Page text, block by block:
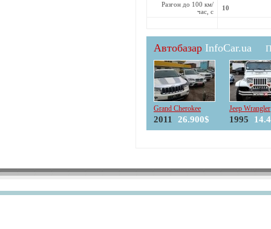
Разгон до 100 км/
час, с
10
Автобазар InfoCar.ua
Grand Cherokee
2011 26.900$
Jeep Wrangler
1995